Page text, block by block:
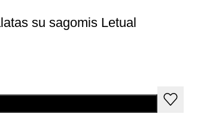
su sagomis Letual